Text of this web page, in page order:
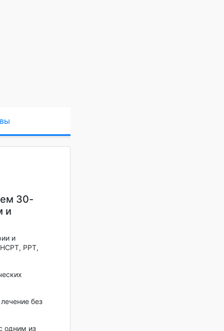
30-
и
и
PPT,
без
одним из